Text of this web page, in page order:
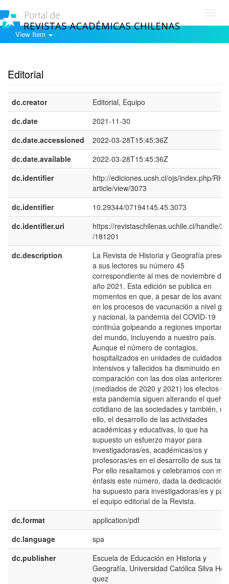
View Item
Editorial
dc.creator
Editorial, Equipo
dc.date
2021-11-30
dc.date.accessioned
2022-03-28T15:45:36Z
dc.date.available
2022-03-28T15:45:36Z
dc.identifier
http://ediciones.ucsh.cl/ojs/index.php/
article/view/3073
dc.identifier
10.29344/07194145.45.3073
dc.identifier.uri
https://revistaschilenas.uchile.cl/handle/
/181201
dc.description
La Revista de Historia y Geografí­a
a sus lectores su número 45
correspondiente al mes de noviembre del
año 2021. Esta edición se publica en
momentos en que, a pesar de los
en los procesos de vacunación a nivel
y nacional, la pandemia del COVID-19
continúa golpeando a regiones
del mundo, incluyendo a nuestro paí­s.
Aunque el número de contagios,
hospitalizados en unidades de cuidados
intensivos y fallecidos ha disminuido en
comparación con las dos olas anteriores
(mediados de 2020 y 2021) los efectos de
esta pandemia siguen alterando el
cotidiano de las sociedades y también,
ello, el desarrollo de las actividades
académicas y educativas, lo que ha
supuesto un esfuerzo mayor para
investigadoras/es, académicas/os y
profesoras/es en el desarrollo de sus
Por ello resaltamos y celebramos con
énfasis este número, dada la dedicación
ha supuesto para investigadoras/es y
el equipo editorial de la Revista.
dc.format
application/pdf
dc.language
spa
dc.publisher
Escuela de Educación en Historia y
Geografí­a, Universidad Católica Silva
quez